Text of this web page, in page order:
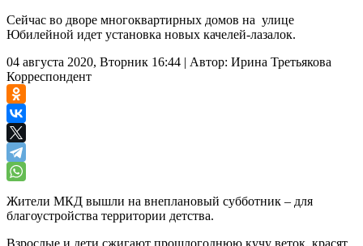
Сейчас во дворе многоквартирных домов на улице
Юбилейной идет установка новых качелей-лазалок.
04 августа 2020, Вторник 16:44 | Автор: Ирина Третьякова
Корреспондент
Жители МКД вышли на внеплановый субботник – для
благоустройства территории детства.
Взрослые и дети сжигают прошлогоднюю кучу веток, красят